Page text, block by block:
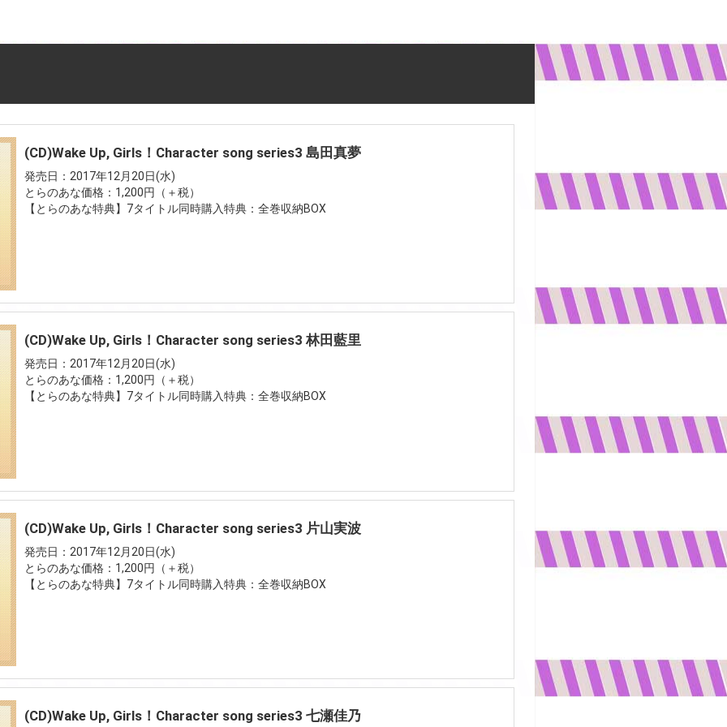
(CD)Wake Up, Girls！Character song series3 島田真夢
発売日：2017年12月20日(水)
とらのあな価格：1,200円（＋税）
【とらのあな特典】7タイトル同時購入特典：全巻収納BOX
(CD)Wake Up, Girls！Character song series3 林田藍里
発売日：2017年12月20日(水)
とらのあな価格：1,200円（＋税）
【とらのあな特典】7タイトル同時購入特典：全巻収納BOX
(CD)Wake Up, Girls！Character song series3 片山実波
発売日：2017年12月20日(水)
とらのあな価格：1,200円（＋税）
【とらのあな特典】7タイトル同時購入特典：全巻収納BOX
(CD)Wake Up, Girls！Character song series3 七瀬佳乃